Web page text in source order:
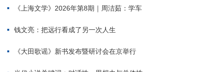
《上海文学》2026年第8期｜周洁茹：学车
钱文亮：把远行看成了另一次人生
《大田歌谣》新书发布暨研讨会在京举行